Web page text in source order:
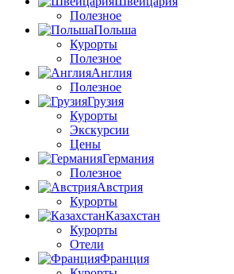
Полезное
Польша
Курорты
Полезное
Англия
Полезное
Грузия
Курорты
Экскурсии
Цены
Германия
Полезное
Австрия
Курорты
Казахстан
Курорты
Отели
Франция